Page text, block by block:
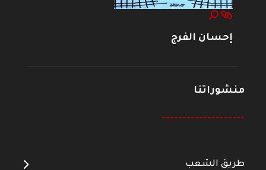
إحسان الفرج
منشوراتنا
--------------------
طريق الشعب